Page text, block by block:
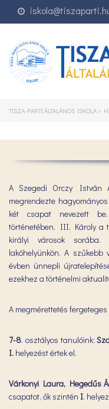
TISZA-PARTI ÁLTALÁNOS ISKOLA >
A Szegedi Orczy István
megrendezte
két csapat nevezett
történetében. III. Károly a
királyi városok
lakóhelyünkön. A
évben ünnepli
ezekhez a történelmi
A megmérettetés
7-8. osztályos tanulóink:
I. helyezést értek el.
Várkonyi Laura, Hegedűs
csapatot, ők szintén I.